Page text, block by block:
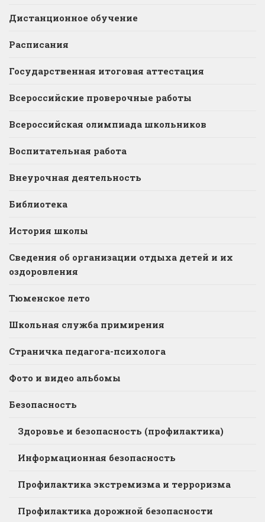
Дистанционное обучение
Расписания
Государственная итоговая аттестация
Всероссийские проверочные работы
Всероссийская олимпиада школьников
Воспитательная работа
Внеурочная деятельность
Библиотека
История школы
Сведения об организации отдыха детей и их
оздоровления
Тюменское лето
Школьная служба примирения
Страничка педагога-психолога
Фото и видео альбомы
Безопасность
Здоровье и безопасность (профилактика)
Информационная безопасность
Профилактика экстремизма и терроризма
Профилактика дорожной безопасности